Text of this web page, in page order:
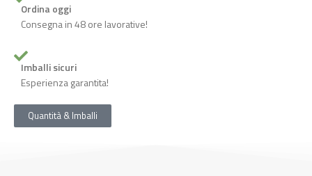
Ordina oggi
Consegna in 48 ore lavorative!
Imballi sicuri
Esperienza garantita!
Quantità & Imballi